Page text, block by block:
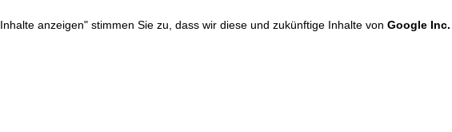
anzeigen" stimmen Sie zu, dass wir diese und zukünftige Inhalte von Google Inc.